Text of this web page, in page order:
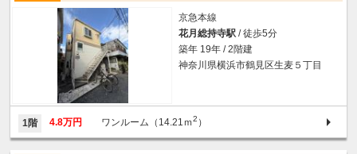
京急本線
花月総持寺駅 / 徒歩5分
築年 19年 / 2階建
神奈川県横浜市鶴見区生麦５丁目
1階 4.8万円 ワンルーム（14.21ｍ2 ）